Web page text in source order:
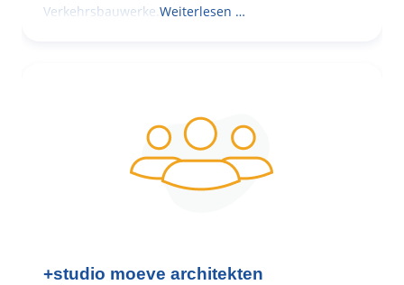
Verkehrsbauwerke. Weiterlesen …
+studio moeve architekten